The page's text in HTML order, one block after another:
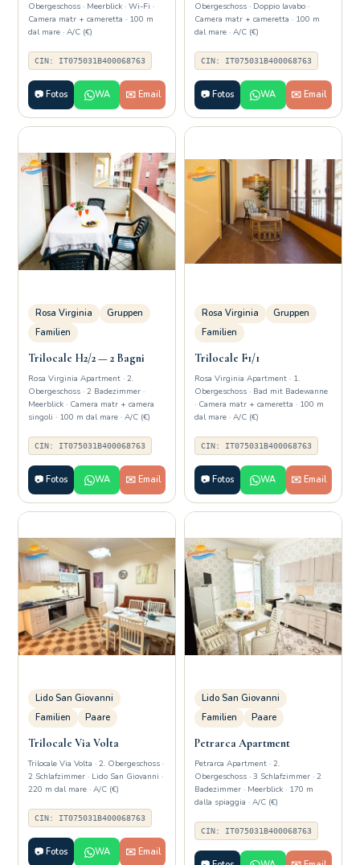
Obergeschoss · Meerblick · Wi-Fi ·
Camera matr + cameretta · 100 m
dal mare · A/C (€)
CIN: IT075031B400068763
📷 Fotos WA ✉️ Email
Obergeschoss · Doppio lavabo ·
Camera matr + cameretta · 100 m
dal mare · A/C (€)
CIN: IT075031B400068763
📷 Fotos WA ✉️ Email
Rosa Virginia
Gruppen
Familien
Trilocale H2/2 — 2 Bagni
Rosa Virginia Apartment · 2.
Obergeschoss · 2 Badezimmer ·
Meerblick · Camera matr + camera
singoli · 100 m dal mare · A/C (€)
CIN: IT075031B400068763
📷 Fotos WA ✉️ Email
Rosa Virginia
Gruppen
Familien
Trilocale F1/1
Rosa Virginia Apartment · 1.
Obergeschoss · Bad mit Badewanne
· Camera matr + cameretta · 100 m
dal mare · A/C (€)
CIN: IT075031B400068763
📷 Fotos WA ✉️ Email
Lido San Giovanni
Familien
Paare
Trilocale Via Volta
Trilocale Via Volta · 2. Obergeschoss ·
2 Schlafzimmer · Lido San Giovanni ·
220 m dal mare · A/C (€)
CIN: IT075031B400068763
📷 Fotos WA ✉️ Email
Lido San Giovanni
Familien
Paare
Petrarca Apartment
Petrarca Apartment · 2.
Obergeschoss · 3 Schlafzimmer · 2
Badezimmer · Meerblick · 170 m
dalla spiaggia · A/C (€)
CIN: IT075031B400068763